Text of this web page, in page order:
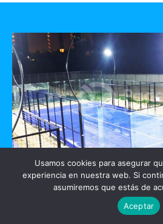
GO
Usamos cookies para asegurar
experiencia en nuestra web. Si
asumiremos que estás de
Aceptar